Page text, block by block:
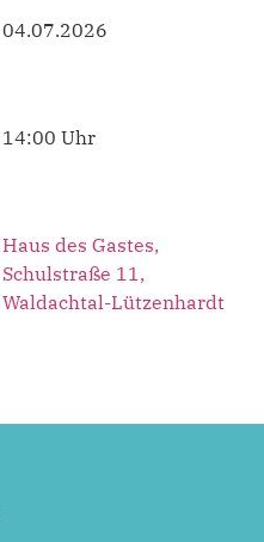
04.07.2026
14:00 Uhr
Haus des Gastes,
Schulstraße 11,
Waldachtal-Lützenhardt